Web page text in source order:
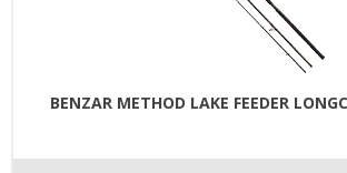
BENZAR METHOD LAKE FEEDER